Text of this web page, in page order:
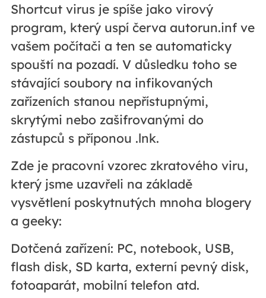
Shortcut virus je spíše jako virový
program, který uspí červa autorun.inf ve
vašem počítači a ten se automaticky
spouští na pozadí. V důsledku toho se
stávající soubory na infikovaných
zařízeních stanou nepřístupnými,
skrytými nebo zašifrovanými do
zástupců s příponou .lnk.
Zde je pracovní vzorec zkratového viru,
který jsme uzavřeli na základě
vysvětlení poskytnutých mnoha blogery
a geeky:
Dotčená zařízení: PC, notebook, USB,
flash disk, SD karta, externí pevný disk,
fotoaparát, mobilní telefon atd.